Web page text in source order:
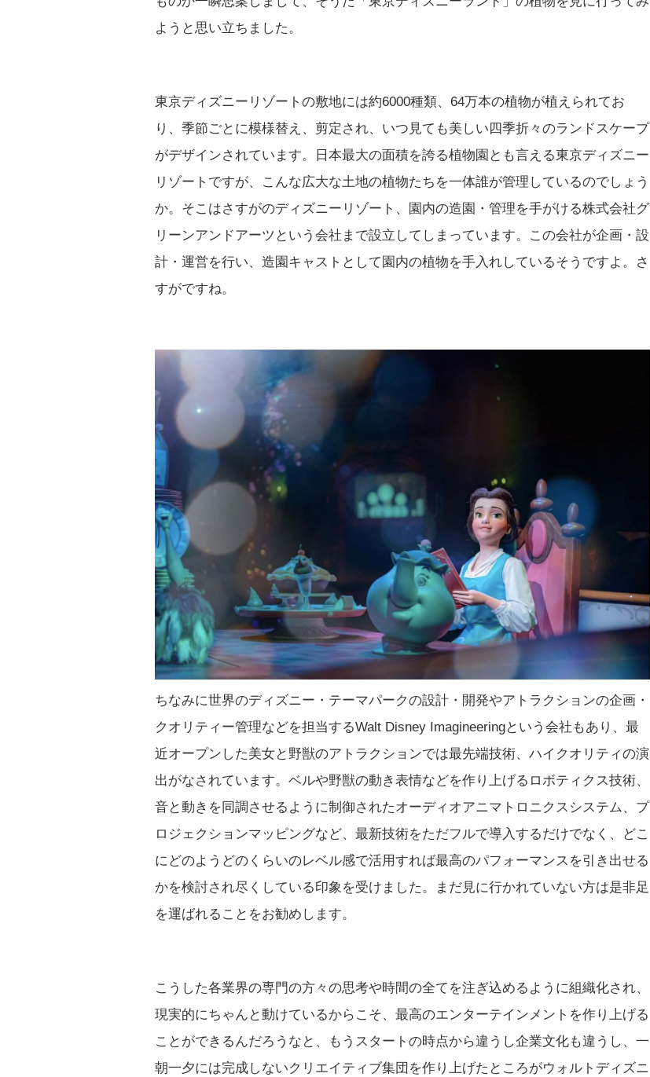
ようと思い立ちました。
東京ディズニーリゾートの敷地には約6000種類、64万本の植物が植えられてお
り、季節ごとに模様替え、剪定され、いつ見ても美しい四季折々のランドスケープ
がデザインされています。日本最大の面積を誇る植物園とも言える東京ディズニー
リゾートですが、こんな広大な土地の植物たちを一体誰が管理しているのでしょう
か。そこはさすがのディズニーリゾート、園内の造園・管理を手がける株式会社グ
リーンアンドアーツという会社まで設立してしまっています。この会社が企画・設
計・運営を行い、造園キャストとして園内の植物を手入れしているそうですよ。さ
すがですね。
ちなみに世界のディズニー・テーマパークの設計・開発やアトラクションの企画・
クオリティー管理などを担当するWalt Disney Imagineeringという会社もあり、最
近オープンした美女と野獣のアトラクションでは最先端技術、ハイクオリティの演
出がなされています。ベルや野獣の動き表情などを作り上げるロボティクス技術、
音と動きを同調させるように制御されたオーディオアニマトロニクスシステム、プ
ロジェクションマッピングなど、最新技術をただフルで導入するだけでなく、どこ
にどのようどのくらいのレベル感で活用すれば最高のパフォーマンスを引き出せる
かを検討され尽くしている印象を受けました。まだ見に行かれていない方は是非足
を運ばれることをお勧めします。
こうした各業界の専門の方々の思考や時間の全てを注ぎ込めるように組織化され、
現実的にちゃんと動けているからこそ、最高のエンターテインメントを作り上げる
ことができるんだろうなと、もうスタートの時点から違うし企業文化も違うし、一
朝一夕には完成しないクリエイティブ集団を作り上げたところがウォルトディズニ